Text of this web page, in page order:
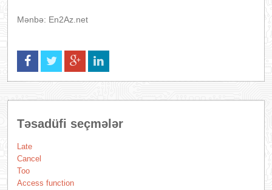
Mənbə: En2Az.net
Təsadüfi seçmələr
Late
Cancel
Too
Access function